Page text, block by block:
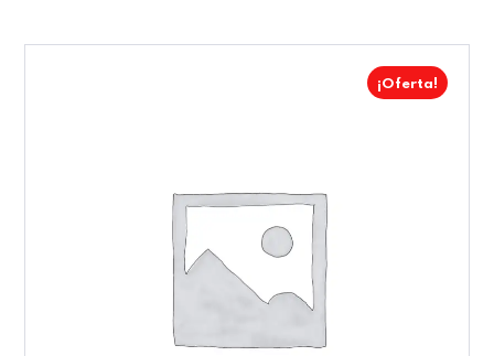
¡Oferta!